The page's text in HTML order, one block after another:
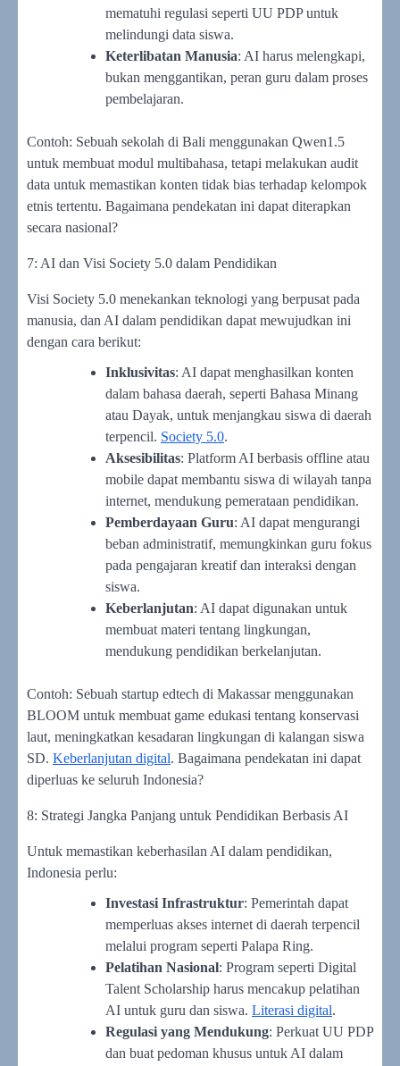
mematuhi regulasi seperti UU PDP untuk
melindungi data siswa.
Keterlibatan Manusia: AI harus melengkapi,
bukan menggantikan, peran guru dalam proses
pembelajaran.
Contoh: Sebuah sekolah di Bali menggunakan Qwen1.5
untuk membuat modul multibahasa, tetapi melakukan audit
data untuk memastikan konten tidak bias terhadap kelompok
etnis tertentu. Bagaimana pendekatan ini dapat diterapkan
secara nasional?
7: AI dan Visi Society 5.0 dalam Pendidikan
Visi Society 5.0 menekankan teknologi yang berpusat pada
manusia, dan AI dalam pendidikan dapat mewujudkan ini
dengan cara berikut:
Inklusivitas: AI dapat menghasilkan konten
dalam bahasa daerah, seperti Bahasa Minang
atau Dayak, untuk menjangkau siswa di daerah
terpencil. Society 5.0.
Aksesibilitas: Platform AI berbasis offline atau
mobile dapat membantu siswa di wilayah tanpa
internet, mendukung pemerataan pendidikan.
Pemberdayaan Guru: AI dapat mengurangi
beban administratif, memungkinkan guru fokus
pada pengajaran kreatif dan interaksi dengan
siswa.
Keberlanjutan: AI dapat digunakan untuk
membuat materi tentang lingkungan,
mendukung pendidikan berkelanjutan.
Contoh: Sebuah startup edtech di Makassar menggunakan
BLOOM untuk membuat game edukasi tentang konservasi
laut, meningkatkan kesadaran lingkungan di kalangan siswa
SD. Keberlanjutan digital. Bagaimana pendekatan ini dapat
diperluas ke seluruh Indonesia?
8: Strategi Jangka Panjang untuk Pendidikan Berbasis AI
Untuk memastikan keberhasilan AI dalam pendidikan,
Indonesia perlu:
Investasi Infrastruktur: Pemerintah dapat
memperluas akses internet di daerah terpencil
melalui program seperti Palapa Ring.
Pelatihan Nasional: Program seperti Digital
Talent Scholarship harus mencakup pelatihan
AI untuk guru dan siswa. Literasi digital.
Regulasi yang Mendukung: Perkuat UU PDP
dan buat pedoman khusus untuk AI dalam